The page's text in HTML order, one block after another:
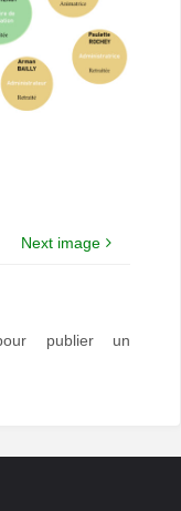
Next image
publier un